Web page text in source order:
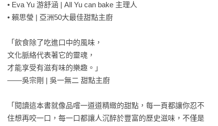
• Eva Yu 游舒涵 | All Yu can bake 主理人
• 賴思瑩 | 亞洲50大最佳甜點主廚
「飲食除了吃進口中的風味，
文化脈絡代表著它的靈魂，
才能享受有滋有味的樂趣。」
——吳宗剛 | 吳一無二 甜點主廚
「閱讀這本書就像品嚐一道道精緻的甜點，每一頁都讓你忍不
住想再咬一口，每一口都讓人沉醉於豐富的歷史滋味，不僅是